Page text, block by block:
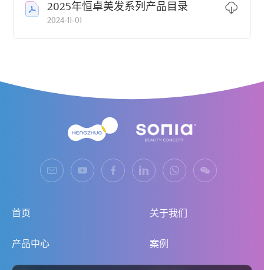
2025年恒卓美发系列产品目录
2024-11-01
首页 关于我们
产品中心 案例